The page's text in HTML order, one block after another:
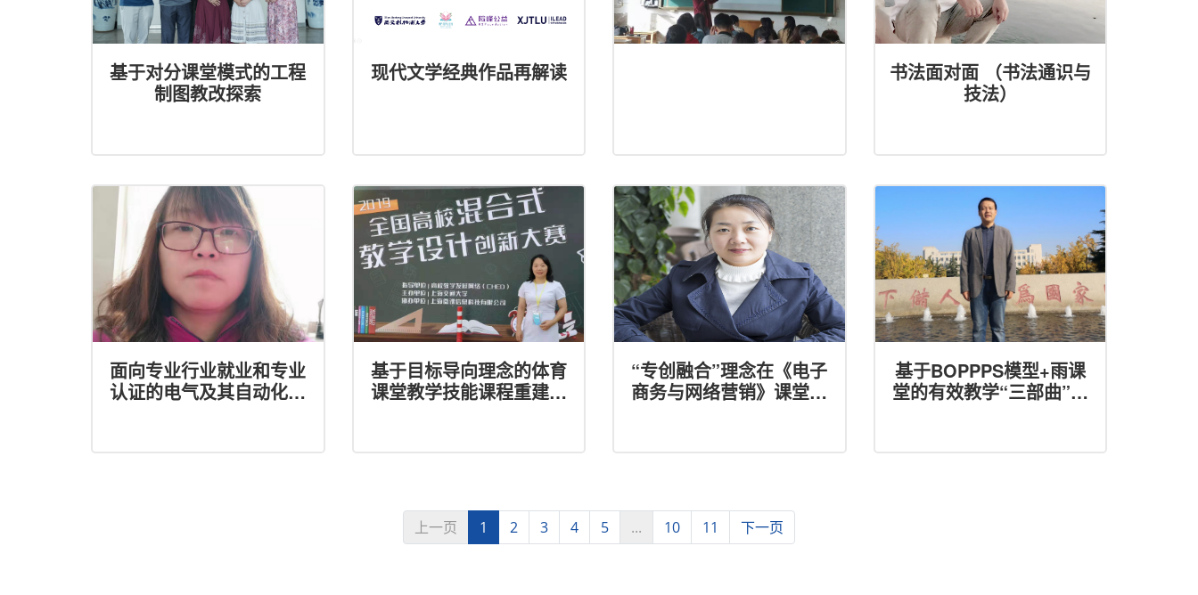
基于对分课堂模式的工程
制图教改探索
现代文学经典作品再解读
书法面对面 （书法通识与
技法）
面向专业行业就业和专业
认证的电气及其自动化专
基于目标导向理念的体育
课堂教学技能课程重建与
“专创融合”理念在《电子
商务与网络营销》课堂中
基于BOPPPS模型+雨课
堂的有效教学“三部曲”的
上一页 1 2 3 4 5 ... 10 11 下一页